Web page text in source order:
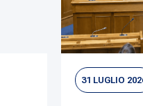
31 LUGLIO